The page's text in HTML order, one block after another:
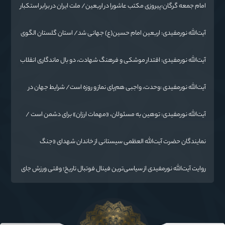
امام جمعه گرگان:پیروزی مکتب عاشورا در اربعین/ ملت ایران در برابر استکبار
آیت‌الله نورمفیدی: اربعین امام حسین(ع) جهانی شد/ استان گلستان الگوی
آیت‌الله نورمفیدی: اقتدار موشکی و فرهنگ شهادت، دو بال ماندگاری انقلاب
آیت‌الله نورمفیدی :وحدت، واجبی هم‌پای نماز و روزه است/ شرایط جهان در
آیت‌الله نورمفیدی: توهین به مسئولان، «مهمات ارزان» برای دشمن است /
نمایندگان حضرت آیت‌الله العظمی سیستانی از خاندان شهدای «جنگ
روایت آیت‌الله نورمفیدی از سیاسی‌ترین فینال فوتبال تاریخ؛ وقتی ورزش جای